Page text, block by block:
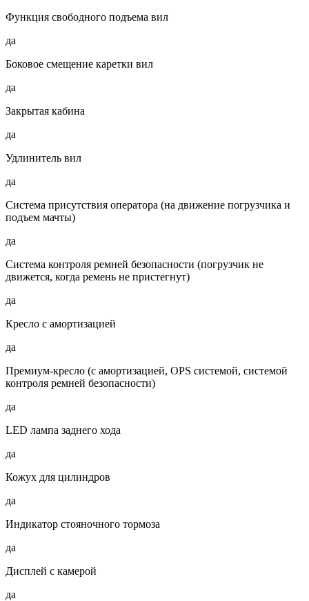
Функция свободного подъема вил
да
Боковое смещение каретки вил
да
Закрытая кабина
да
Удлинитель вил
да
Система присутствия оператора (на движение погрузчика и
подъем мачты)
да
Система контроля ремней безопасности (погрузчик не
движется, когда ремень не пристегнут)
да
Кресло с амортизацией
да
Премиум-кресло (с амортизацией, OPS системой, системой
контроля ремней безопасности)
да
LED лампа заднего хода
да
Кожух для цилиндров
да
Индикатор стояночного тормоза
да
Дисплей с камерой
да